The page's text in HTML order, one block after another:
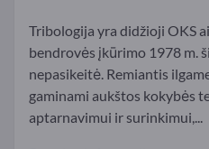
Tribologija yra didžioji OKS
bendrovės įkūrimo 1978 m.
nepasikeitė. Remiantis
gaminami aukštos kokybės
aptarnavimui ir surinkimui,...